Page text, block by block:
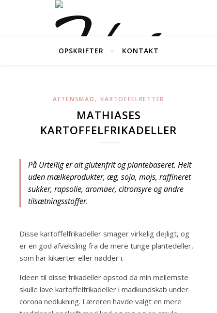
OPSKRIFTER KONTAKT
AFTENSMAD,KARTOFFELRETTER
MATHIASES
KARTOFFELFRIKADELLER
På UrteRig er alt glutenfrit og plantebaseret. Helt
uden mælkeprodukter, æg, soja, majs, raffineret
sukker, rapsolie, aromaer, citronsyre og andre
tilsætningsstoffer.
Disse kartoffelfrikadeller smager virkelig dejligt, og
er en god afveksling fra de mere tunge plantedeller,
som har kikærter eller nødder i.
Ideen til disse frikadeller opstod da min mellemste
skulle lave kartoffelfrikadeller i madkundskab under
corona nedlukning. Læreren havde valgt en mere